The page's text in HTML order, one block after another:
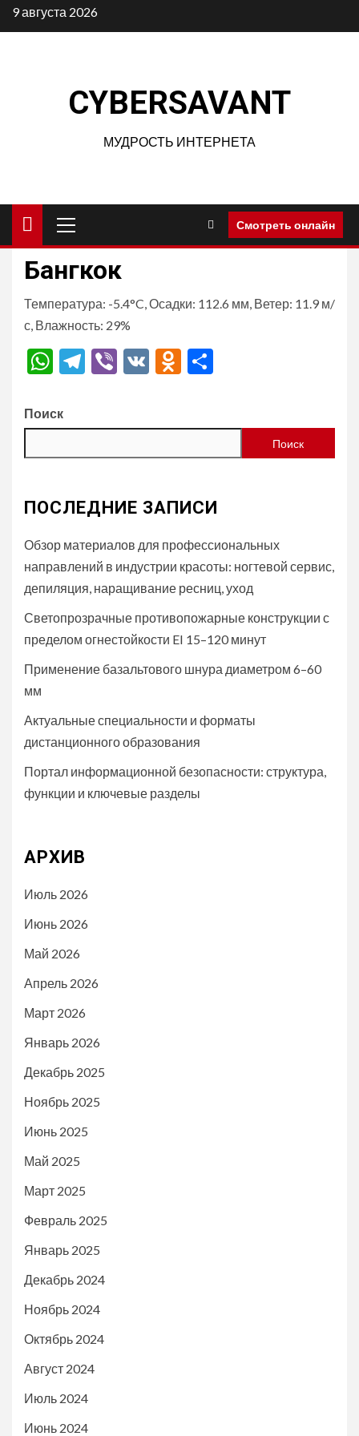
Перейти
к
9 августа 2026
CYBERSAVANT
МУДРОСТЬ ИНТЕРНЕТА
меню
Смотреть онлайн
Бангкок
Температура: -5.4°C, Осадки: 112.6 мм, Ветер: 11.9 м/
с, Влажность: 29%
WhatsApp
Telegram
Viber
VK Odnoklassniki
Поиск
Поиск
ПОСЛЕДНИЕ ЗАПИСИ
Обзор материалов для профессиональных
направлений в индустрии красоты: ногтевой сервис,
депиляция, наращивание ресниц, уход
Светопрозрачные противопожарные конструкции с
пределом огнестойкости EI 15–120 минут
Применение базальтового шнура диаметром 6–60
мм
Актуальные специальности и форматы
дистанционного образования
Портал информационной безопасности: структура,
функции и ключевые разделы
АРХИВ
Июль 2026
Июнь 2026
Май 2026
Апрель 2026
Март 2026
Январь 2026
Декабрь 2025
Ноябрь 2025
Июнь 2025
Май 2025
Март 2025
Февраль 2025
Январь 2025
Декабрь 2024
Ноябрь 2024
Октябрь 2024
Август 2024
Июль 2024
Июнь 2024